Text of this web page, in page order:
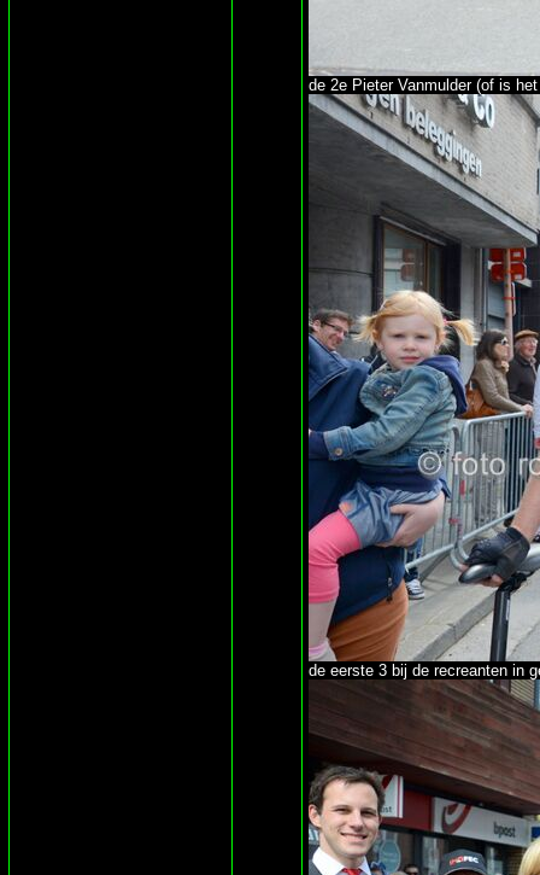
de 2e Pieter Vanmulder (of is
de eerste 3 bij de recreanten in